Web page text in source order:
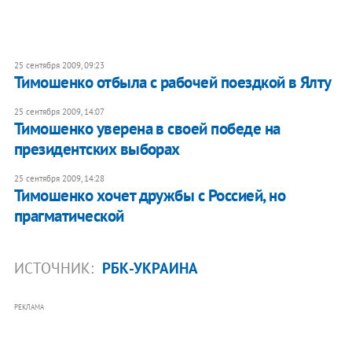
25 сентября 2009, 09:23
Тимошенко отбыла с рабочей поездкой в Ялту
25 сентября 2009, 14:07
Тимошенко уверена в своей победе на
президентских выборах
25 сентября 2009, 14:28
Тимошенко хочет дружбы с Россией, но
прагматической
ИСТОЧНИК: РБК-УКРАИНА
РЕКЛАМА